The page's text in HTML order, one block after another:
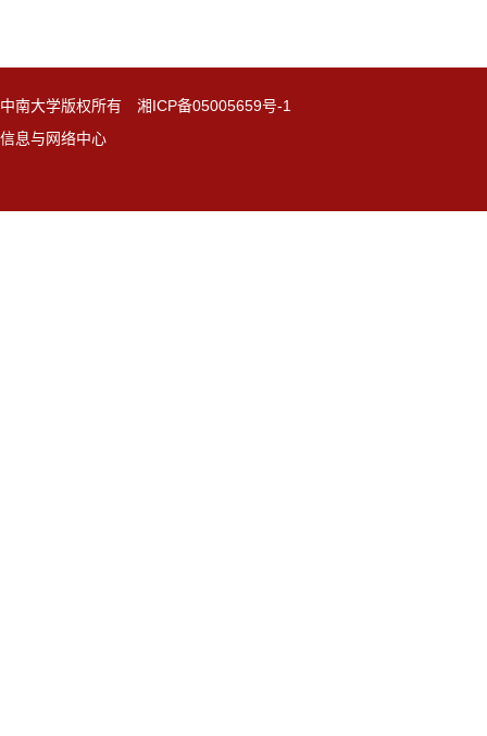
中南大学版权所有 湘ICP备05005659号-1
信息与网络中心